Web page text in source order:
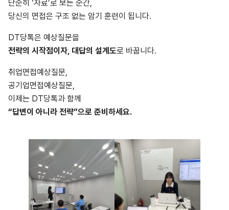
단순히 ‘자료’로 보는 순간,
당신의 면접은 구조 없는 암기 훈련이 됩니다.
DT당톡은 예상질문을
전략의 시작점이자, 대답의 설계도로 바꿉니다.
취업면접예상질문,
공기업면접예상질문,
이제는 DT당톡과 함께
“답변이 아니라 전략”으로 준비하세요.